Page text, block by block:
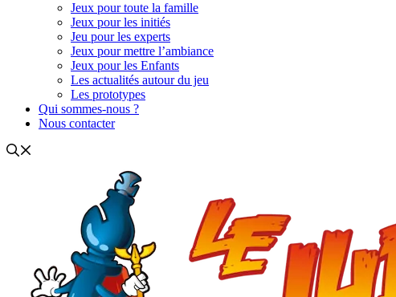
Jeux pour toute la famille
Jeux pour les initiés
Jeu pour les experts
Jeux pour mettre l’ambiance
Jeux pour les Enfants
Les actualités autour du jeu
Les prototypes
Qui sommes-nous ?
Nous contacter